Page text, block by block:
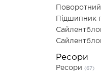
Підшипник
Ресори
Ресори (67)